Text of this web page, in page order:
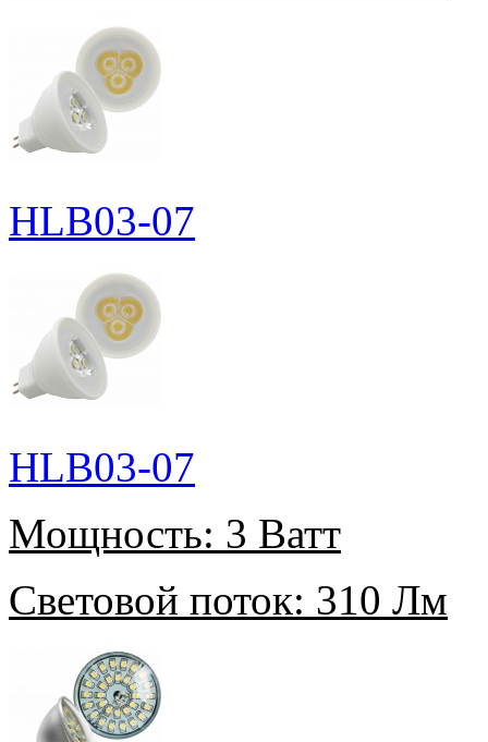
HLB03-07
HLB03-07
Мощность: 3 Ватт
Световой поток: 310 Лм